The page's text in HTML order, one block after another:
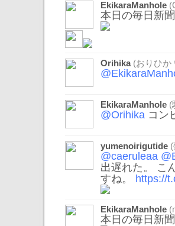
EkikaraManhole (
本日の毎日新
Orihika(おりひか
EkikaraManhole (
@Orihika コン
yumenoirigutide
@caeruleaa
出遅れた。 こ
すね。 https://
EkikaraManhole (
本日の毎日新